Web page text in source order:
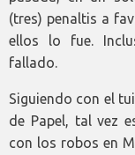
(tres) penaltis a
ellos lo fue.
fallado.
Siguiendo con el
de Papel, tal vez
con los robos en